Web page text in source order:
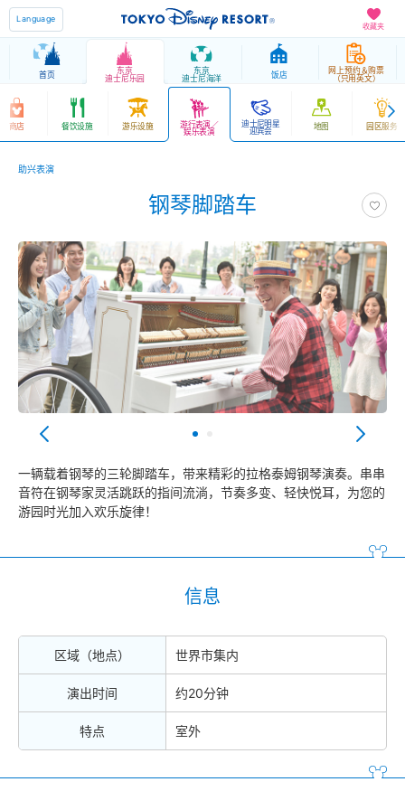
收藏夹
Language
首页 东京
迪士尼乐园
东京
迪士尼海洋 饭店 网上预约＆购票
（只用英文）
商店 餐饮设施 游乐设施 游行表演／
娱乐表演
迪士尼明星
迎宾会 地图 园区服务
助兴表演
钢琴脚踏车
一辆载着钢琴的三轮脚踏车，带来精彩的拉格泰姆钢琴演奏。串串
音符在钢琴家灵活跳跃的指间流淌，节奏多变、轻快悦耳，为您的
游园时光加入欢乐旋律！
信息
区域（地点） 世界市集内
演出时间 约20分钟
特点 室外